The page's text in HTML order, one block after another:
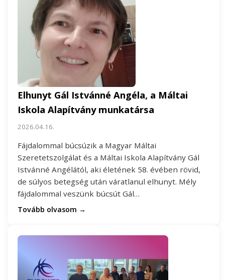
Elhunyt Gál Istvánné Angéla, a Máltai
Iskola Alapítvány munkatársa
2026.04.16.
Fájdalommal búcsúzik a Magyar Máltai
Szeretetszolgálat és a Máltai Iskola Alapítvány Gál
Istvánné Angélától, aki életének 58. évében rövid,
de súlyos betegség után váratlanul elhunyt. Mély
fájdalommal veszünk búcsút Gál…
Tovább olvasom →